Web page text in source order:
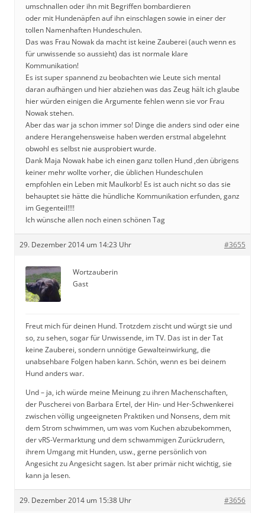
umschnallen oder ihn mit Begriffen bombardieren
oder mit Hundenäpfen auf ihn einschlagen sowie in einer der
tollen Namenhaften Hundeschulen.
Das was Frau Nowak da macht ist keine Zauberei (auch wenn es
für unwissende so aussieht) das ist normale klare
Kommunikation!
Es ist super spannend zu beobachten wie Leute sich mental
daran aufhängen und hier abziehen was das Zeug hält ich glaube
hier würden einigen die Argumente fehlen wenn sie vor Frau
Nowak stehen.
Aber das war ja schon immer so! Dinge die anders sind oder eine
andere Herangehensweise haben werden erstmal abgelehnt
obwohl es selbst nie ausprobiert wurde.
Dank Maja Nowak habe ich einen ganz tollen Hund ,den übrigens
keiner mehr wollte vorher, die üblichen Hundeschulen
empfohlen ein Leben mit Maulkorb! Es ist auch nicht so das sie
behauptet sie hätte die hündliche Kommunikation erfunden, ganz
im Gegenteil!!!!
Ich wünsche allen noch einen schönen Tag
29. Dezember 2014 um 14:23 Uhr #3655
Wortzauberin
Gast
Freut mich für deinen Hund. Trotzdem zischt und würgt sie und
so, zu sehen, sogar für Unwissende, im TV. Das ist in der Tat
keine Zauberei, sondern unnötige Gewalteinwirkung, die
unabsehbare Folgen haben kann. Schön, wenn es bei deinem
Hund anders war.
Und – ja, ich würde meine Meinung zu ihren Machenschaften,
der Puscherei von Barbara Ertel, der Hin- und Her-Schwenkerei
zwischen völlig ungeeigneten Praktiken und Nonsens, dem mit
dem Strom schwimmen, um was vom Kuchen abzubekommen,
der vRS-Vermarktung und dem schwammigen Zurückrudern,
ihrem Umgang mit Hunden, usw., gerne persönlich von
Angesicht zu Angesicht sagen. Ist aber primär nicht wichtig, sie
kann ja lesen.
29. Dezember 2014 um 15:38 Uhr #3656